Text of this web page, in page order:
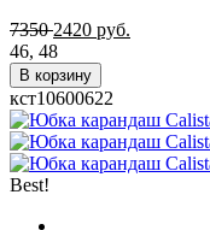
7350 2420 руб.
46, 48
В корзину
кст10600622
Best!